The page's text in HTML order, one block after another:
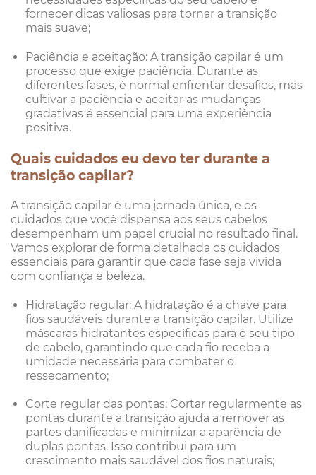
fornecer dicas valiosas para tornar a transição
mais suave;
Paciência e aceitação: A transição capilar é um
processo que exige paciência. Durante as
diferentes fases, é normal enfrentar desafios, mas
cultivar a paciência e aceitar as mudanças
gradativas é essencial para uma experiência
positiva.
Quais cuidados eu devo ter durante a
transição capilar?
A transição capilar é uma jornada única, e os
cuidados que você dispensa aos seus cabelos
desempenham um papel crucial no resultado final.
Vamos explorar de forma detalhada os cuidados
essenciais para garantir que cada fase seja vivida
com confiança e beleza.
Hidratação regular: A hidratação é a chave para
fios saudáveis durante a transição capilar. Utilize
máscaras hidratantes específicas para o seu tipo
de cabelo, garantindo que cada fio receba a
umidade necessária para combater o
ressecamento;
Corte regular das pontas: Cortar regularmente as
pontas durante a transição ajuda a remover as
partes danificadas e minimizar a aparência de
duplas pontas. Isso contribui para um
crescimento mais saudável dos fios naturais;